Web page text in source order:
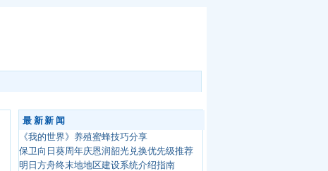
最新新闻
《我的世界》养殖蜜蜂技巧分享
保卫向日葵周年庆恩润韶光兑换优先级推荐
明日方舟终末地地区建设系统介绍指南